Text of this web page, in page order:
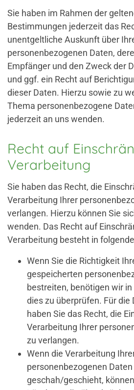
Sie haben im Rahmen der
Bestimmungen jederzeit das
unentgeltliche Auskunft über
personenbezogenen Daten,
Empfänger und den Zweck der
und ggf. ein Recht auf
dieser Daten. Hierzu sowie zu
Thema personenbezogene
jederzeit an uns wenden.
Recht auf
Verarbeitung
Sie haben das Recht, die
Verarbeitung Ihrer
verlangen. Hierzu können Sie
wenden. Das Recht auf
Verarbeitung besteht in
Wenn Sie die Richtigkeit
gespeicherten
bestreiten, benötigen wir in
dies zu überprüfen. Für die
haben Sie das Recht, die
Verarbeitung Ihrer
zu verlangen.
Wenn die Verarbeitung
personenbezogenen
geschah/geschieht,